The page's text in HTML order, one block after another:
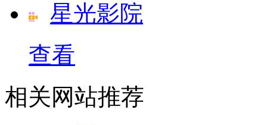
星光影院
查看
相关网站推荐